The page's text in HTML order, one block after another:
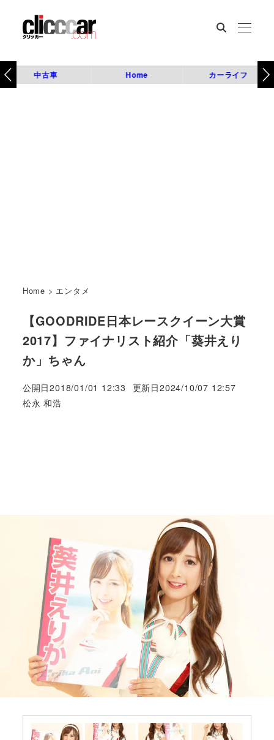
中古車 Home カーライフ
Home > エンタメ
【GOODRIDE日本レースクイーン大賞
2017】ファイナリスト紹介「葵井えり
か」ちゃん
公開日2018/01/01 12:33 更新日2024/10/07 12:57
著
松永 和浩